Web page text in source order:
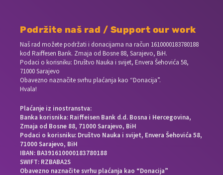
Podržite naš rad / Support our work
Naš rad možete podržati i donacijama na račun 1610000183780188
kod Raiffesen Bank. Zmaja od Bosne 88, Sarajevo, BiH.
Podaci o korisniku: Društvo Nauka i svijet, Envera Šehovića 58,
71000 Sarajevo
Obavezno naznačite svrhu plaćanja kao “Donacija”.
Hvala!
Plaćanje iz inostranstva:
Banka korisnika: Raiffeisen Bank d.d. Bosna i Hercegovina,
Zmaja od Bosne 88, 71000 Sarajevo, BiH
Podaci o korisniku: Društvo Nauka i svijet, Envera Šehovića 58,
71000 Sarajevo, BiH
IBAN: BA391610000183780188
SWIFT: RZBABA2S
Obavezno naznačite svrhu plaćanja kao “Donacija”